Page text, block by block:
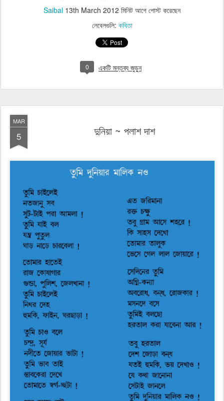
Saibal 13th March 2012 মিনিট আগে পোস্ট করেছেন
লেবেলগুলি: কবিতা
0 একটি মন্তব্য জুড়ুন
MAR
5 দুনিয়া ~ পলাশ দাশ